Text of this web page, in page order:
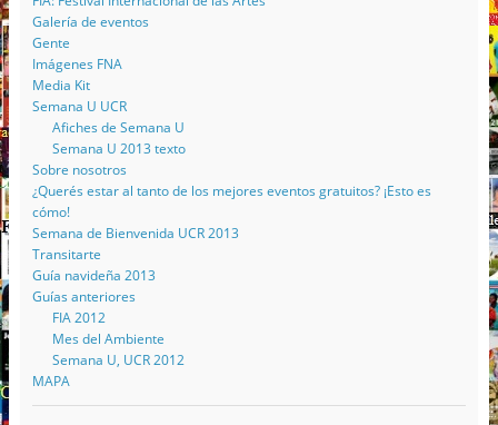
Galería de eventos
Gente
Imágenes FNA
Media Kit
Semana U UCR
Afiches de Semana U
Semana U 2013 texto
Sobre nosotros
¿Querés estar al tanto de los mejores eventos gratuitos? ¡Esto es
cómo!
Semana de Bienvenida UCR 2013
Transitarte
Guía navideña 2013
Guías anteriores
FIA 2012
Mes del Ambiente
Semana U, UCR 2012
MAPA